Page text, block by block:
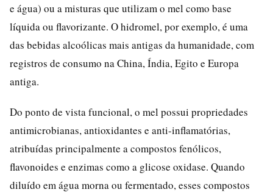
e água) ou a misturas que utilizam o mel como base
líquida ou flavorizante. O hidromel, por exemplo, é uma
das bebidas alcoólicas mais antigas da humanidade, com
registros de consumo na China, Índia, Egito e Europa
antiga.
Do ponto de vista funcional, o mel possui propriedades
antimicrobianas, antioxidantes e anti-inflamatórias,
atribuídas principalmente a compostos fenólicos,
flavonoides e enzimas como a glicose oxidase. Quando
diluído em água morna ou fermentado, esses compostos